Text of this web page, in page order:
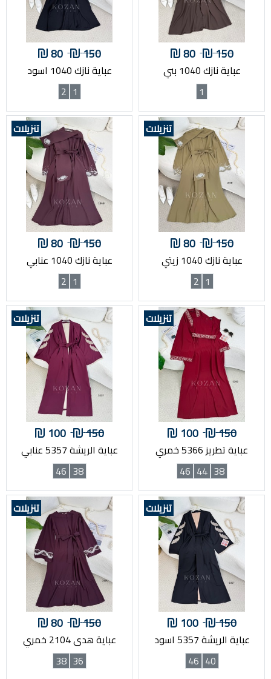
150
80
عباية نازك 1040 بني
1
150
80
عباية نازك 1040 اسود
1
2
تنزيلات
150
80
عباية نازك 1040 زيتي
1
2
تنزيلات
150
80
عباية نازك 1040 عنابي
1
2
تنزيلات
150
100
عباية تطريز 5366 خمري
38
44
46
تنزيلات
150
100
عباية الريشة 5357 عنابي
38
46
تنزيلات
150
100
عباية الريشة 5357 اسود
40
46
تنزيلات
150
80
عباية هدى 2104 خمري
36
38